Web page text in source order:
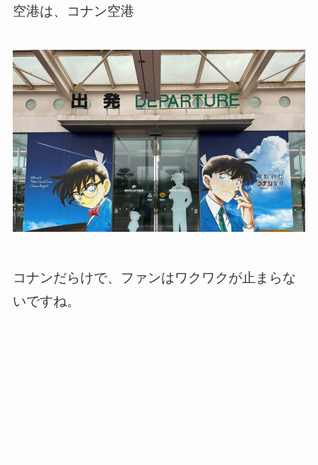
空港は、コナン空港
コナンだらけで、ファンはワクワクが止まらな
いですね。